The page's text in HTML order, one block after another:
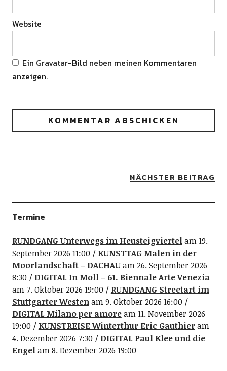
Website
Ein Gravatar-Bild neben meinen Kommentaren
anzeigen.
NÄCHSTER BEITRAG
Termine
RUNDGANG Unterwegs im Heusteigviertelam 19.
September 2026 11:00
KUNSTTAG Malen in der
Moorlandschaft – DACHAUam 26. September 2026
8:30
DIGITAL In Moll – 61. Biennale Arte Venezia
am 7. Oktober 2026 19:00
RUNDGANG Streetart im
Stuttgarter Westenam 9. Oktober 2026 16:00
DIGITAL Milano per amoream 11. November 2026
19:00
KUNSTREISE Winterthur Eric Gauthieram
4. Dezember 2026 7:30
DIGITAL Paul Klee und die
Engelam 8. Dezember 2026 19:00